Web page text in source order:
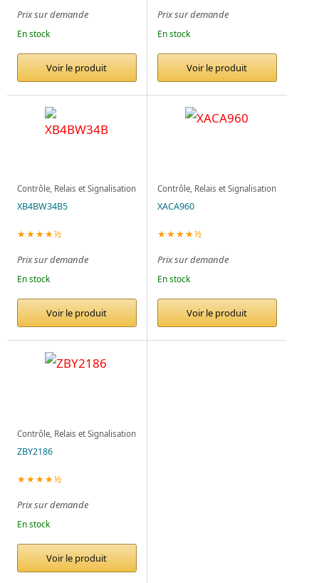
Prix sur demande
En stock
Voir le produit
Prix sur demande
En stock
Voir le produit
Contrôle, Relais et Signalisation
XB4BW34B5
★★★★½
Prix sur demande
En stock
Voir le produit
Contrôle, Relais et Signalisation
XACA960
★★★★½
Prix sur demande
En stock
Voir le produit
Contrôle, Relais et Signalisation
ZBY2186
★★★★½
Prix sur demande
En stock
Voir le produit